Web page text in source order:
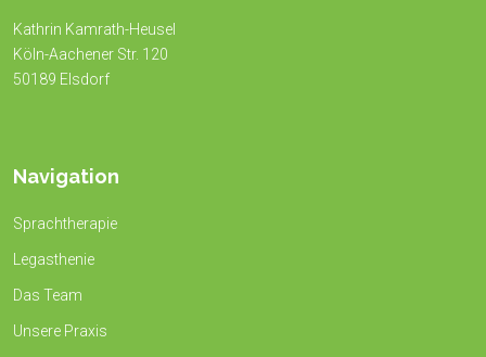
Kathrin Kamrath-Heusel
Köln-Aachener Str. 120
50189 Elsdorf
Navigation
Sprachtherapie
Legasthenie
Das Team
Unsere Praxis